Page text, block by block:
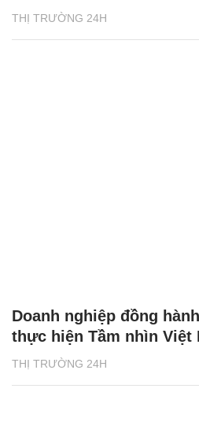
THỊ TRƯỜNG 24H
THỊ TRƯỜNG 24H
Doanh nghiệp đồng
thực hiện Tầm nhìn Việt